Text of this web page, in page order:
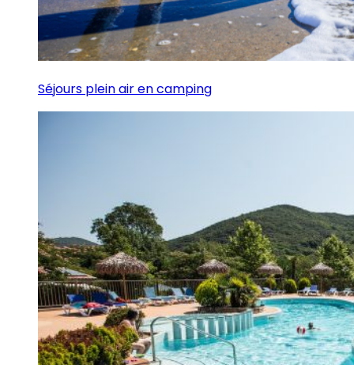
Séjours plein air en camping